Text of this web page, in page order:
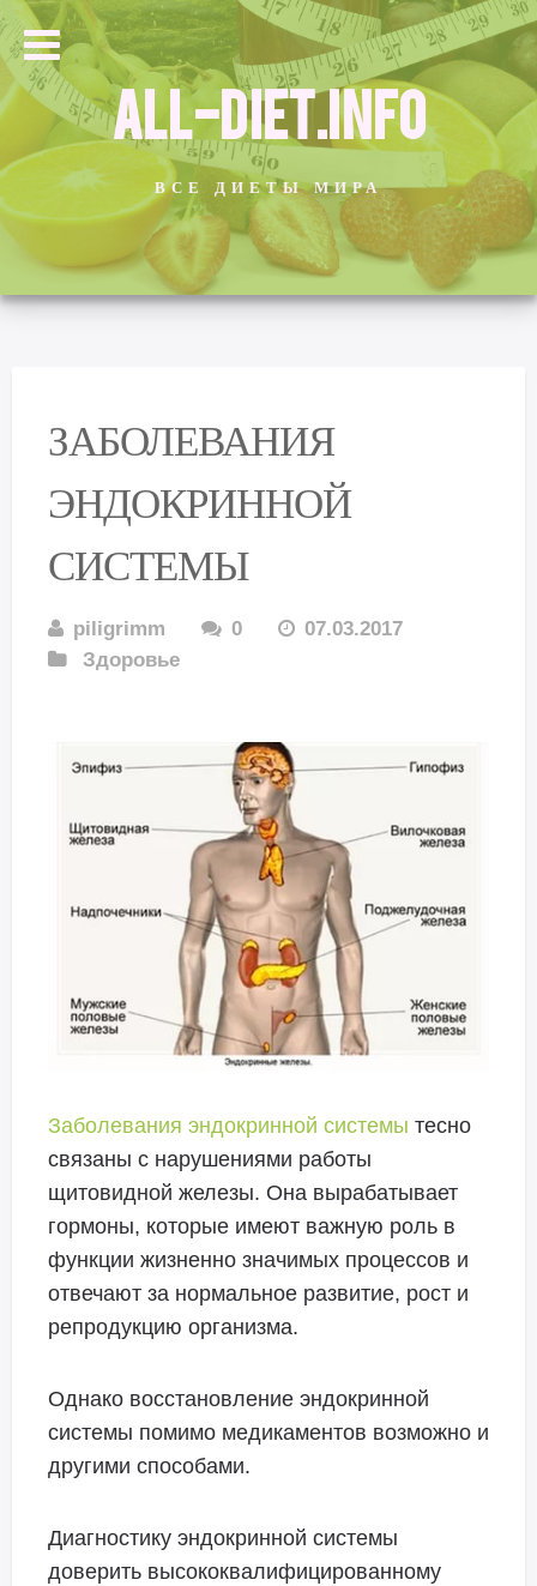
ALL-DIET.INFO
ВСЕ ДИЕТЫ МИРА
ЗАБОЛЕВАНИЯ
ЭНДОКРИННОЙ
СИСТЕМЫ
piligrimm 0
07.03.2017
Здоровье
Заболевания эндокринной системы тесно
связаны с нарушениями работы
щитовидной железы. Она вырабатывает
гормоны, которые имеют важную роль в
функции жизненно значимых процессов и
отвечают за нормальное развитие, рост и
репродукцию организма.
Однако восстановление эндокринной
системы помимо медикаментов возможно и
другими способами.
Диагностику эндокринной системы
доверить высококвалифицированному